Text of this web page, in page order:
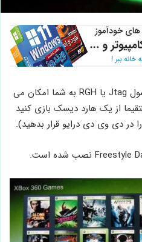
می دانید Jtag چیست؟ یک کنسول Jtag یا RGH به شما امکان می
از یک هارد دیسک بازی کنید
در دی وی دی درایو قرار بدهید).